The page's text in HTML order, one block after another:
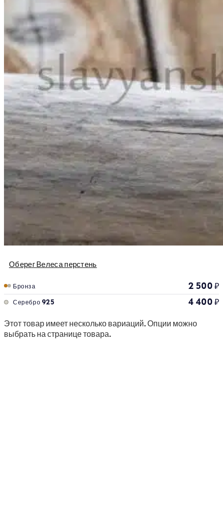
Оберег Велеса перстень
Бронза 2 500₽
Серебро 925 4 400₽
Этот товар имеет несколько вариаций. Опции можно
выбрать на странице товара.